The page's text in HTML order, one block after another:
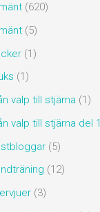
(620)
(5)
(1)
(1)
valp till stjärna (1)
valp till stjärna del 1
(5)
(12)
(3)